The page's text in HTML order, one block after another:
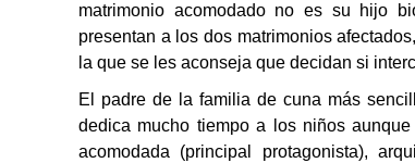
matrimonio acomodado no es su hijo
presentan a los dos matrimonios
la que se les aconseja que decidan si
El padre de la familia de cuna más
dedica mucho tiempo a los niños
acomodada (principal protagonista),